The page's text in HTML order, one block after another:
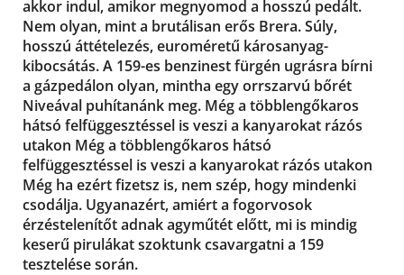
akkor indul, amikor megnyomod a hosszú pedált.
Nem olyan, mint a brutálisan erős Brera. Súly,
hosszú áttételezés, euroméretű károsanyag-
kibocsátás. A 159-es benzinest fürgén ugrásra bírni
a gázpedálon olyan, mintha egy orrszarvú bőrét
Niveával puhítanánk meg. Még a többlengőkaros
hátsó felfüggesztéssel is veszi a kanyarokat rázós
utakon Még a többlengőkaros hátsó
felfüggesztéssel is veszi a kanyarokat rázós utakon
Még ha ezért fizetsz is, nem szép, hogy mindenki
csodálja. Ugyanazért, amiért a fogorvosok
érzéstelenítőt adnak agyműtét előtt, mi is mindig
keserű pirulákat szoktunk csavargatni a 159
tesztelése során.